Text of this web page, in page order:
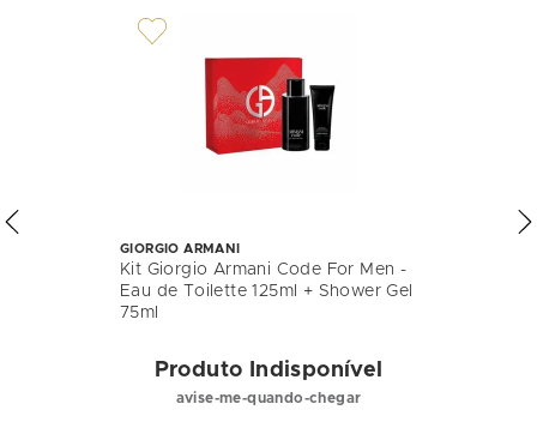
GIORGIO ARMANI
Kit Giorgio Armani Code For Men -
Eau de Toilette 125ml + Shower Gel
75ml
Produto Indisponível
avise-me-quando-chegar